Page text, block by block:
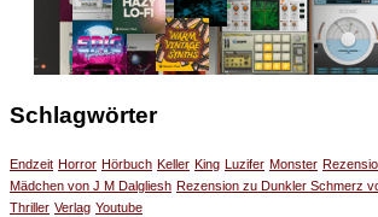
Schlagwörter
Endzeit Horror Hörbuch Keller King Luzifer Monster
Mädchen von J M Dalgliesh Rezension zu Dunkler Schmerz
Thriller Verlag Youtube